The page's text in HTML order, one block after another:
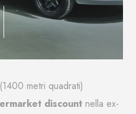
metri quadrati)
discount nella ex-